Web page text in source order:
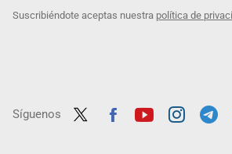
Suscribiéndote aceptas nuestra política de
Síguenos